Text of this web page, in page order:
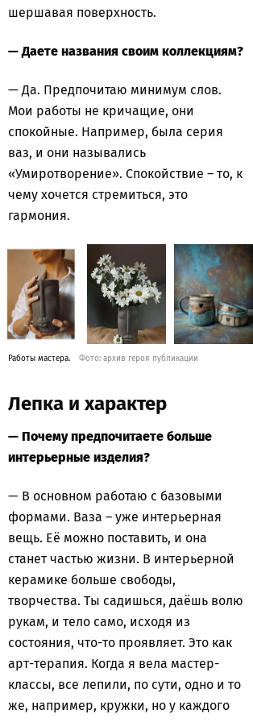
шершавая поверхность.
— Даете названия своим коллекциям?
— Да. Предпочитаю минимум слов.
Мои работы не кричащие, они
спокойные. Например, была серия
ваз, и они назывались
«Умиротворение». Спокойствие – то, к
чему хочется стремиться, это
гармония.
Работы мастера. Фото: архив героя публикации
Лепка и характер
— Почему предпочитаете больше
интерьерные изделия?
— В основном работаю с базовыми
формами. Ваза – уже интерьерная
вещь. Её можно поставить, и она
станет частью жизни. В интерьерной
керамике больше свободы,
творчества. Ты садишься, даёшь волю
рукам, и тело само, исходя из
состояния, что-то проявляет. Это как
арт-терапия. Когда я вела мастер-
классы, все лепили, по сути, одно и то
же, например, кружки, но у каждого